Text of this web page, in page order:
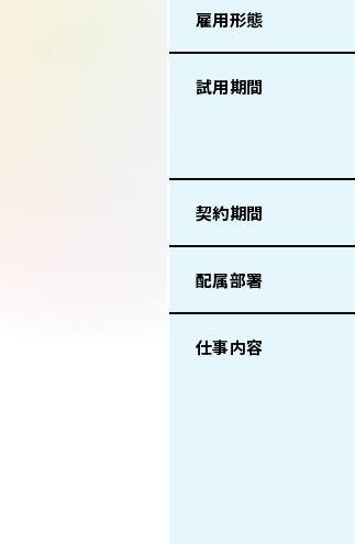
雇用形態
試用期間
契約期間
配属部署
仕事内容